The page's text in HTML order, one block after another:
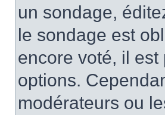
un sondage,
le sondage est
encore voté, il est
options.
modérateurs ou